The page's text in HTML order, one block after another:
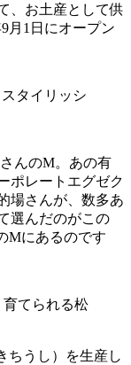
、お土産として供
月1日にオープン
タイリッシ
んのM。あの有
ポレートエグゼク
場さんが、数多あ
選んだのがこの
Mにあるのです
てられる松
ちうし）を生産し